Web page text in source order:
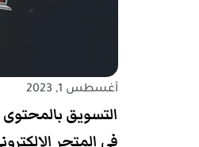
أغسطس 1, 2023
التسويق
في المتجر